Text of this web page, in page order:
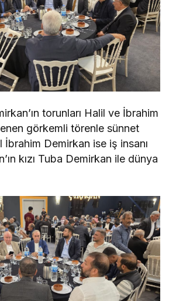
torunları Halil ve İbrahim
görkemli törenle sünnet
Demirkan ise iş insanı
kızı Tuba Demirkan ile dünya